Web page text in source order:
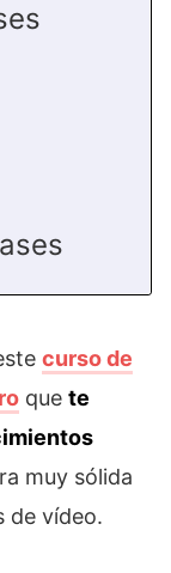
curso de
que te
muy sólida
de vídeo.